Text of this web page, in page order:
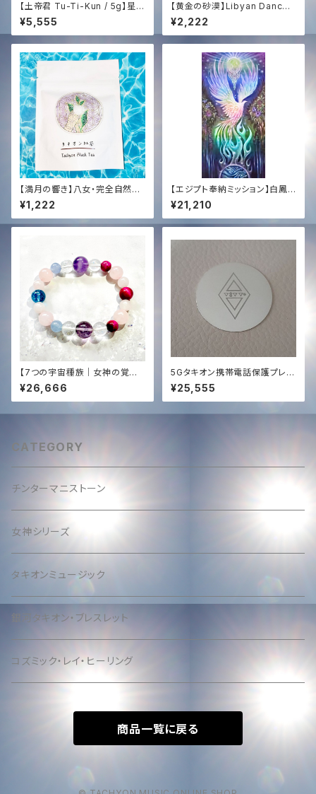
【土帝君 Tu-Ti-Kun / 5g】星と
大地の錬金術〜はじまりの儀
式・光との出逢い〜
¥5,555
【黄金の砂漠】Libyan Dancer
(HD High Quality Audio) | T
achyon Sound × Dragon S
ound
¥2,222
【満月の響き】八女・完全自然栽
培 和紅茶 (徳柴茶園)｜Tachy
on Sound Infused by KENT
A HAYASHI
¥1,222
【エジプト奉納ミッション】白鳳
凰ソング具現化サポート ─ 特
製CD ＆ HD高音質音源プレゼ
ント【Egypt Mission Suppor
estation ─ Special CD & H
¥21,210
【7つの宇宙種族｜女神の覚醒】
タキオン＆光エネルギー化✨オリ
ジナル女神ブレンド・ブレスレッ
ト（内径15cm）愛・豊かさ・直感
¥26,666
5Gタキオン携帯電話保護プレー
ト✨
¥25,555
CATEGORY
チンターマニストーン
女神シリーズ
タキオンミュージック
銀河タキオン・ブレスレット
コズミック・レイ・ヒーリング
商品一覧に戻る